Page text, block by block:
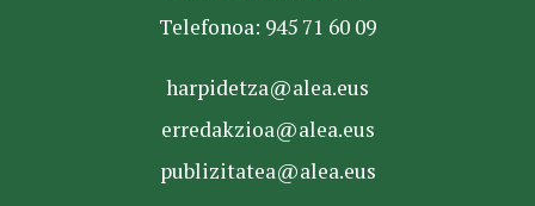
Telefonoa: 945 71 60 09
harpidetza@alea.eus
erredakzioa@alea.eus
publizitatea@alea.eus